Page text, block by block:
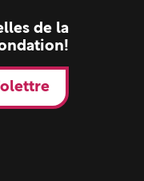
de la